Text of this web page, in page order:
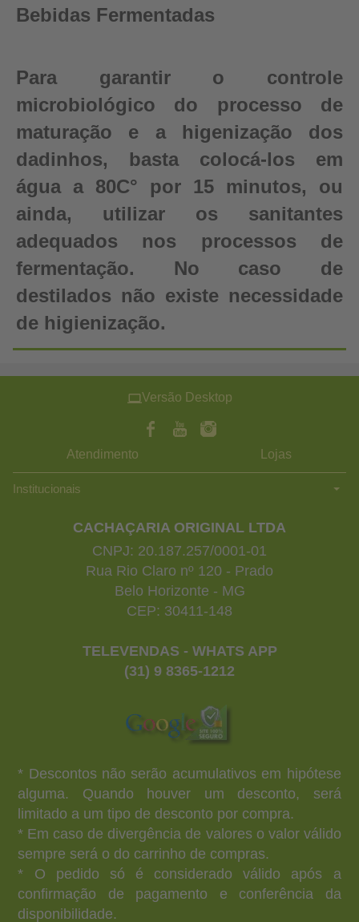
Bebidas Fermentadas
Para garantir o controle
microbiológico do processo de
maturação e a higenização dos
dadinhos, basta colocá-los em
água a 80C° por 15 minutos, ou
ainda, utilizar os sanitantes
adequados nos processos de
fermentação. No caso de
destilados não existe necessidade
de higienização.
Versão Desktop
Atendimento Lojas
Institucionais
CACHAÇARIA ORIGINAL LTDA
CNPJ: 20.187.257/0001-01
Rua Rio Claro nº 120 - Prado
Belo Horizonte - MG
CEP: 30411-148
TELEVENDAS - WHATS APP
(31) 9 8365-1212
* Descontos não serão acumulativos em hipótese
alguma. Quando houver um desconto, será
limitado a um tipo de desconto por compra.
* Em caso de divergência de valores o valor válido
sempre será o do carrinho de compras.
* O pedido só é considerado válido após a
confirmação de pagamento e conferência da
disponibilidade.